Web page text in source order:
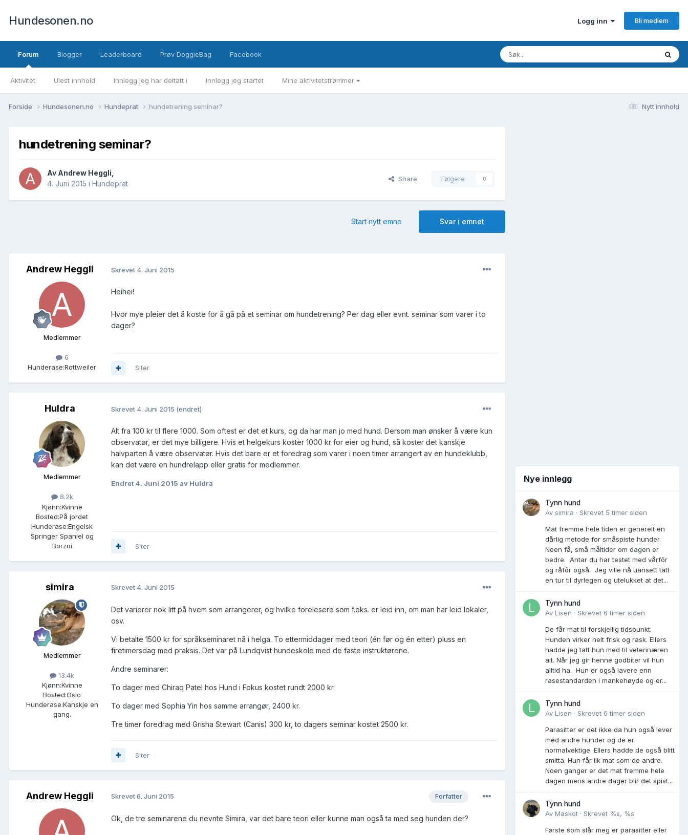
Hundesonen.no Logg inn Bli medlem
Forum
Aktivitet Ulest innhold Innlegg jeg har deltatt i Innlegg jeg startet Mine aktivitetstrømmer
Blogger Leaderboard Prøv DoggieBag Facebook
Nytt innhold
Forside Hundesonen.no Hundeprat hundetrening seminar?
hundetrening seminar?
Av Andrew Heggli
4. Juni 2015 i Hundeprat
Share Følgere 0
Svar i emnet
Start nytt emne
Andrew Heggli
Medlemmer
6
Hunderase:Rottweiler
Skrevet 4. Juni 2015
Heihei!
Hvor mye pleier det å koste for å gå på et seminar om hundetrening? Per dag eller evnt. seminar som varer i to
dager?
Siter
Huldra
Medlemmer
8.2k
Kjønn:Kvinne
Bosted:På jordet
Hunderase:Engelsk
Springer Spaniel og
Borzoi
Skrevet 4. Juni 2015 (endret)
Alt fra 100 kr til flere 1000. Som oftest er det et kurs, og da har man jo med hund. Dersom man ønsker å være kun
observatør, er det mye billigere. Hvis et helgekurs koster 1000 kr for eier og hund, så koster det kanskje
halvparten å være observatør. Hvis det bare er et foredrag som varer i noen timer arrangert av en hundeklubb,
kan det være en hundrelapp eller gratis for medlemmer.
Endret4. Juni 2015 av Huldra
Siter
simira
Medlemmer
13.4k
Kjønn:Kvinne
Bosted:Oslo
Hunderase:Kanskje en
gang.
Skrevet 4. Juni 2015
Det varierer nok litt på hvem som arrangerer, og hvilke forelesere som f.eks. er leid inn, om man har leid lokaler,
osv.
Vi betalte 1500 kr for språkseminaret nå i helga. To ettermiddager med teori (én før og én etter) pluss en
firetimersdag med praksis. Det var på Lundqvist hundeskole med de faste instruktørene.
Andre seminarer:
To dager med Chiraq Patel hos Hund i Fokus kostet rundt 2000 kr.
To dager med Sophia Yin hos samme arrangør, 2400 kr.
Tre timer foredrag med Grisha Stewart (Canis) 300 kr, to dagers seminar kostet 2500 kr.
Siter
Andrew Heggli Forfatter
Skrevet6. Juni 2015
Ok, de tre seminarene du nevnte Simira, var det bare teori eller kunne man også ta med seg hunden der?
Nye innlegg
Tynn hund
Av simira · Skrevet 5 timer siden
Mat fremme hele tiden er generelt en
dårlig metode for småspiste hunder.
Noen få, små måltider om dagen er
bedre. Antar du har testet med vårfôr
og råfôr også. Jeg ville nå uansett tatt
en tur til dyrlegen og utelukket at det...
Tynn hund
Av Lisen · Skrevet 6 timer siden
De får mat til forskjellig tidspunkt.
Hunden virker helt frisk og rask. Ellers
hadde jeg tatt hun med til veterinæren
alt. Når jeg gir henne godbiter vil hun
alltid ha. Hun er også lavere enn
rasestandarden i mankehøyde og er...
Tynn hund
Av Lisen · Skrevet 6 timer siden
Parasitter er det ikke da hun også lever
med andre hunder og de er
normalvektige. Ellers hadde de også blitt
smitta. Hun får lik mat som de andre.
Noen ganger er det mat fremme hele
dagen mens andre dager blir det spist...
Tynn hund
Av Maskot · Skrevet %s, %s
Første som slår meg er parasitter eller